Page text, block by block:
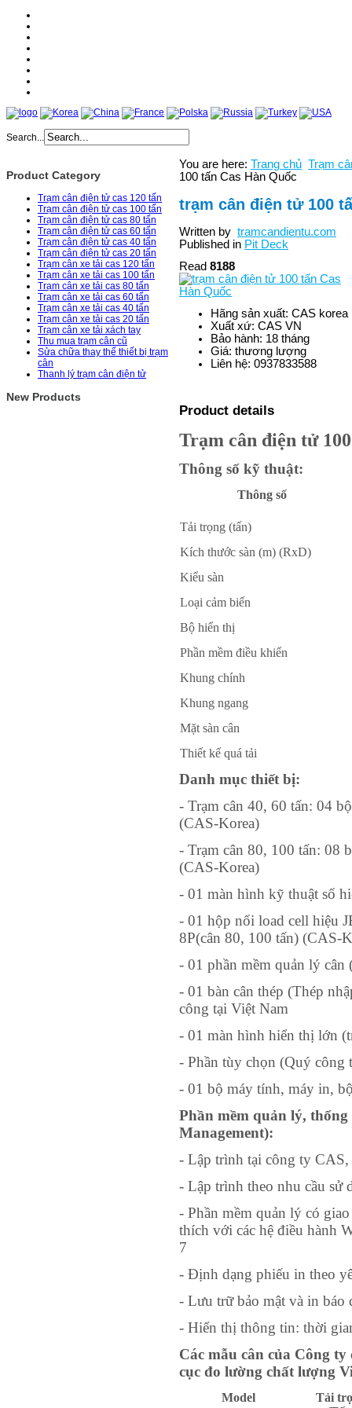
Search...
Product Category
Trạm cân điện tử cas 120 tấn
Trạm cân điện tử cas 100 tấn
Trạm cân điện tử cas 80 tấn
Trạm cân điện tử cas 60 tấn
Trạm cân điện tử cas 40 tấn
Trạm cân điện tử cas 20 tấn
Trạm cân xe tải cas 120 tấn
Trạm cân xe tải cas 100 tấn
Trạm cân xe tải cas 80 tấn
Trạm cân xe tải cas 60 tấn
Trạm cân xe tải cas 40 tấn
Trạm cân xe tải cas 20 tấn
Trạm cân xe tải xách tay
Thu mua trạm cân cũ
Sửa chữa thay thế thiết bị trạm
cân
Thanh lý trạm cân điện tử
New Products
You are here: Trang chủ Trạm
100 tấn Cas Hàn Quốc
trạm cân điện tử 100
Written by tramcandientu.com
Published in Pit Deck
Read 8188
Hãng sản xuất: CAS korea
Xuất xứ: CAS VN
Bảo hành: 18 tháng
Giá: thương lượng
Liên hệ: 0937833588
Product details
Trạm cân điện tử
Thông số kỹ thuật:
Thông số
Tải trọng (tấn)
Kích thước sàn (m) (RxD)
Kiểu sàn
Loại cảm biến
Bộ hiển thị
Phần mềm điều khiển
Khung chính
Khung ngang
Mặt sàn cân
Thiết kế quá tải
Danh mục thiết bị:
- Trạm cân 40, 60 tấn: 04
(CAS-Korea)
- Trạm cân 80, 100 tấn: 08
(CAS-Korea)
- 01 màn hình kỹ thuật số
- 01 hộp nối load cell hiệu
8P(cân 80, 100 tấn) (CAS-
- 01 phần mềm quản lý cân
- 01 bàn cân thép (Thép
công tại Việt Nam
- 01 màn hình hiển thị lớn
- Phần tùy chọn (Quý công
- 01 bộ máy tính, máy in,
Phần mềm quản lý,
Management):
- Lập trình tại công ty CAS,
- Lập trình theo nhu cầu sử
- Phần mềm quản lý có
thích với các hệ điều hành
7
- Định dạng phiếu in theo
- Lưu trữ bảo mật và in báo
- Hiển thị thông tin: thời
Các mẫu cân của Công
cục đo lường chất lượng
Model
Tải